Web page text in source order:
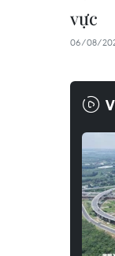
vực
06/08/